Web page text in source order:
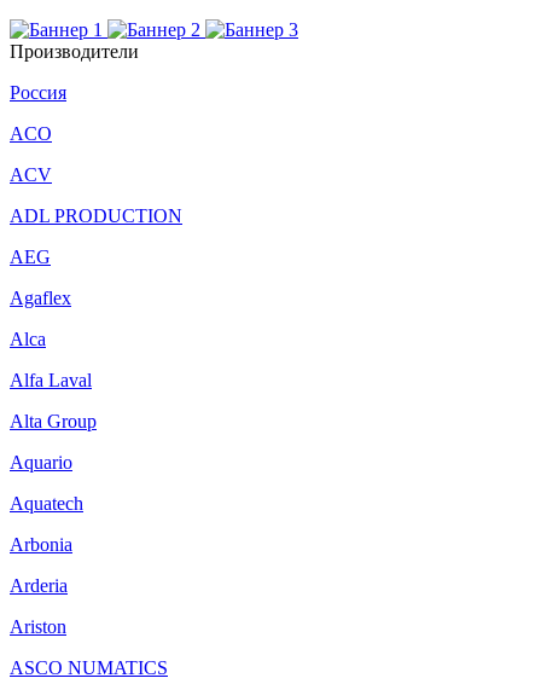
Производители
Россия
ACO
ACV
ADL PRODUCTION
AEG
Agaflex
Alca
Alfa Laval
Alta Group
Aquario
Aquatech
Arbonia
Arderia
Ariston
ASCO NUMATICS